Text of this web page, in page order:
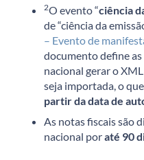
2O evento “ciência
de “ciência da
– Evento de
documento define
nacional gerar o
seja importada, o
partir da data de
As notas fiscais são
nacional poraté 90